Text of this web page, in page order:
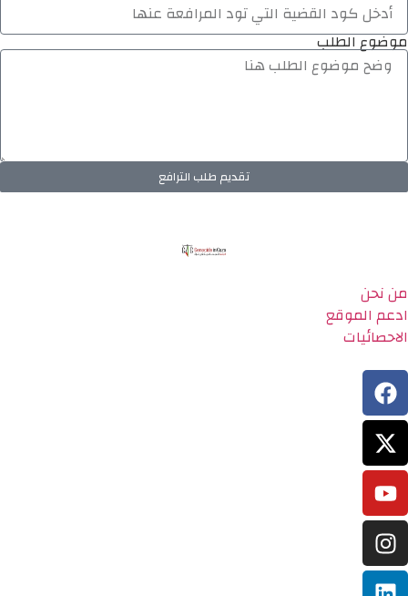
موضوع الطلب
تقديم طلب الترافع
من نحن
ادعم الموقع
الاحصائيات